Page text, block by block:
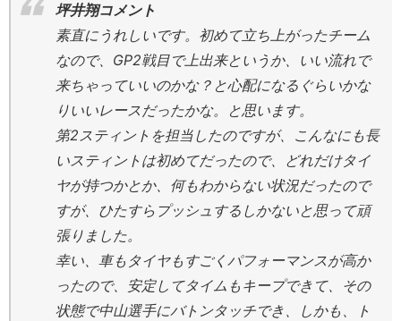
坪井翔コメント
素直にうれしいです。初めて立ち上がったチーム
なので、GP2戦目で上出来というか、いい流れで
来ちゃっていいのかな？と心配になるぐらいかな
りいいレースだったかな。と思います。
第2スティントを担当したのですが、こんなにも長
いスティントは初めてだったので、どれだけタイ
ヤが持つかとか、何もわからない状況だったので
すが、ひたすらプッシュするしかないと思って頑
張りました。
幸い、車もタイヤもすごくパフォーマンスが高か
ったので、安定してタイムもキープできて、その
状態で中山選手にバトンタッチでき、しかも、ト